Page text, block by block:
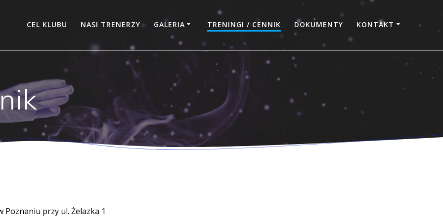
CEL KLUBU NASI TRENERZY GALERIA TRENINGI / CENNIK DOKUMENTY KONTAKT
Poznaniu przy ul. Żelazka 1